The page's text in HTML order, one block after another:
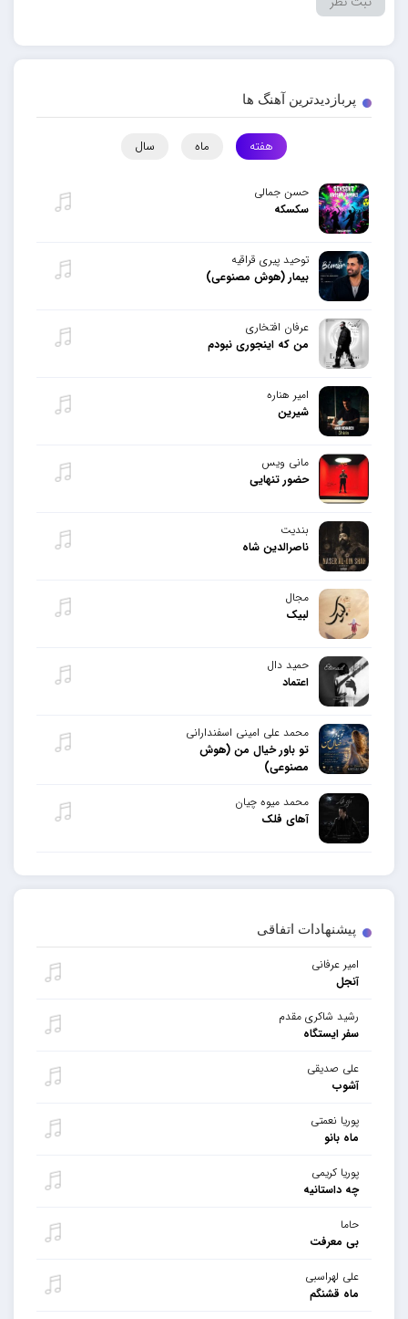
پیشنهادات اتفاقی
امیر عرفانی
آنجل
رشید شاکری مقدم
سفر ایستگاه
علی صدیقی
آشوب
پوریا نعمتی
ماه بانو
پوریا کریمی
چه داستانیه
حاما
بی معرفت
علی لهراسبی
ماه قشنگم
پربازدیدترین آهنگ ها
هفته ماه سال
حسن جمالی
سکسکه
توحید پیری قراقیه
بیمار (هوش مصنوعی)
عرفان افتخاری
من که اینجوری نبودم
امیر هناره
شیرین
مانی ویس
حضور تنهایی
بندیت
ناصرالدین شاه
مجال
لبیک
حمید دال
اعتماد
محمد علی امینی اسفندارانی
تو باور خیال من (هوش
مصنوعی)
محمد میوه چیان
آهای فلک